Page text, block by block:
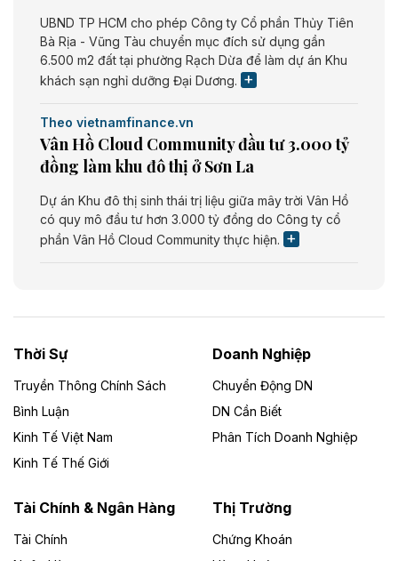
UBND TP HCM cho phép Công ty Cổ phần Thủy Tiên
Bà Rịa - Vũng Tàu chuyển mục đích sử dụng gần
6.500 m2 đất tại phường Rạch Dừa để làm dự án Khu
khách sạn nghỉ dưỡng Đại Dương.
Theo vietnamfinance.vn
Vân Hồ Cloud Community đầu tư 3.000 tỷ
đồng làm khu đô thị ở Sơn La
Dự án Khu đô thị sinh thái trị liệu giữa mây trời Vân Hồ
có quy mô đầu tư hơn 3.000 tỷ đồng do Công ty cổ
phần Vân Hồ Cloud Community thực hiện.
Dự án Nhà máy xử lý rác và phát điện Bắc Giang do
Công ty TNHH Năng lượng môi trường Bắc Giang làm
Theo vietnamfinance.vn
Đức Long Gia Lai mở rộng ‘hệ sinh thái’
Lai
Bốn doanh nghiệp có sự góp vốn của Công ty Cổ
Thời Sự
Truyền Thông Chính Sách
Bình Luận
Kinh Tế Việt Nam
Kinh Tế Thế Giới
Doanh Nghiệp
Chuyển Động DN
DN Cần Biết
Phân Tích Doanh Nghiệp
Tài Chính & Ngân Hàng
Tài Chính
Thị Trường
Chứng Khoán